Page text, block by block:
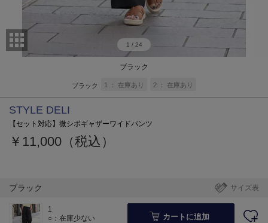
1 / 24
ブラック
ブラック 1 在庫あり 2 在庫あり
STYLE DELI
【セット対応】微シボギャザーワイドパンツ
￥11,000（税込）
サイズ表
ブラック
1
○：在庫少ない
カートに追加